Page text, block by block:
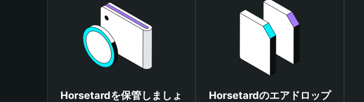
Horsetardを保管しましょ
Horsetardのエアドロップ